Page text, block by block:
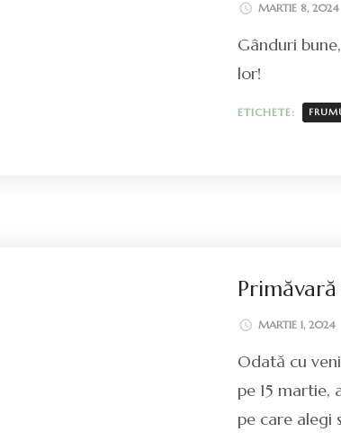
MARTIE 8, 2024
Gânduri
lor!
ETICHETE:
MARTIE 1, 2024
Odată cu
pe 15 martie,
pe care alegi